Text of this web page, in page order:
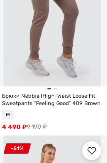
Брюки Nebbia IHigh-Waist Loose Fit
Sweatpants “Feeling Good” 409 Brown
M
9 190₽
4 490 ₽
-51%